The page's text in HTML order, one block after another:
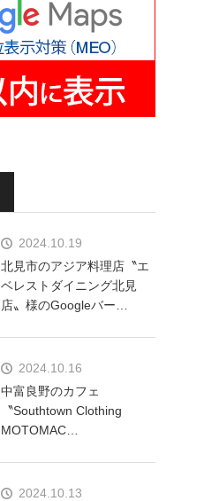
2024.10.19
北見市のアジア料理店〝エ
ベレストダイニング北見
店〟様のGoogleバー…
2024.10.16
中富良野のカフェ
〝Southtown Clothing
MOTOMAC…
2024.10.13